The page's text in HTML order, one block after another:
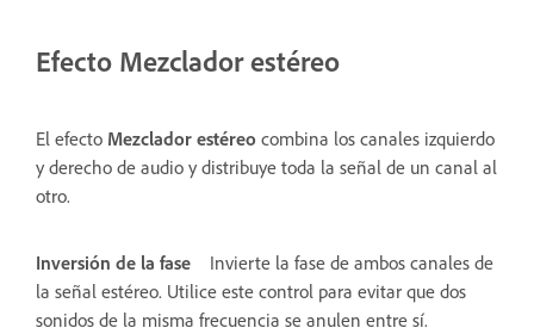
Efecto Mezclador estéreo
El efecto Mezclador estéreo combina los canales izquierdo
y derecho de audio y distribuye toda la señal de un canal al
otro.
Inversión de la fase
Invierte la fase de ambos canales de
la señal estéreo. Utilice este control para evitar que dos
sonidos de la misma frecuencia se anulen entre sí.